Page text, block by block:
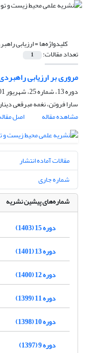
کلیدواژه‌ها =ارزیابی
تعداد مقالات: 1
مروری بر ارزیابی
دوره 13، شماره 25، شهریور 1401، صفحه
سارا فروتن، نغمه مبرقعی
مشاهده مقاله
اصل
مقالات آماده انتشار
شماره جاری
شماره‌های پیشین نشریه
دوره 15 (1403)
دوره 13 (1401)
دوره 12 (1400)
دوره 11 (1399)
دوره 10 (1398)
دوره 9 (1397)